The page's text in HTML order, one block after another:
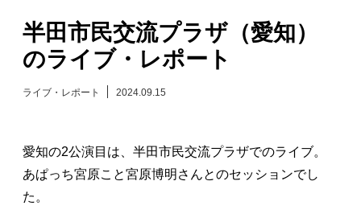
日々のレポート
演奏依頼
半田市民交流プラザ（愛知）
のライブ・レポート
ライブ・レポート 2024.09.15
愛知の2公演目は、半田市民交流プラザでのライブ。
あぱっち宮原こと宮原博明さんとのセッションでし
た。